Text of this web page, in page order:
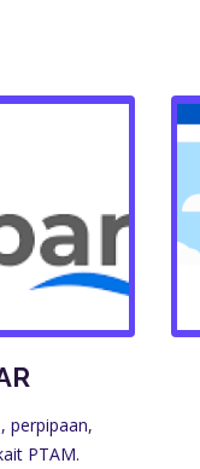
perpipaan,
PTAM.